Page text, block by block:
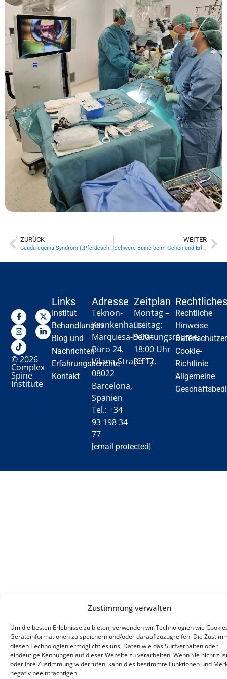
Zustimmung verwalten
Um die besten Erlebnisse zu bieten, verwenden wir Technologien wie
Geräteinformationen zu speichern und/oder darauf zuzugreifen. Die
diesen Technologien ermöglicht es uns, Daten wie das Surfverhalten oder
eindeutige Kennungen auf dieser Website zu verarbeiten. Wenn Sie nicht
oder Ihre Zustimmung widerrufen, kann dies bestimmte Funktionen und
negativ beeinträchtigen.
ZURÜCK
Cauda-equina-Syndrom („Pferdeschweif“): 7 Warnzeichen, bei denen du nicht abwarten solltest
WEITER
Schwere Beine beim Gehen und Erleichterung beim Sitzen? 8 Hinweise, um zu wissen, ob das Problem von der Wirbelsäule oder der Durchblutung kommt
© 2026
Complex
Spine
Institute
Links
Institut
Behandlungen
Blog und
Nachrichten
Erfahrungsberichte
Kontakt
Adresse
Teknon-
Krankenhaus
Marquesa‑Beratungsräume,
Büro 24.
Vilana‑Straße 12,
08022
Barcelona,
Spanien
Tel.: +34
93 198 34
77
[email protected]
Zeitplan
Montag –
Freitag:
9:00–
18:00 Uhr
(CET)
Rechtliche
Hinweise
Cookie-
Richtlinie
Allgemeine